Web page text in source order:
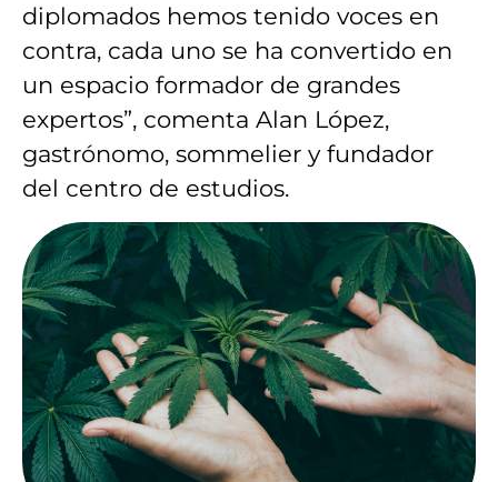
diplomados hemos tenido voces en
contra, cada uno se ha convertido en
un espacio formador de grandes
expertos”, comenta Alan López,
gastrónomo, sommelier y fundador
del centro de estudios.